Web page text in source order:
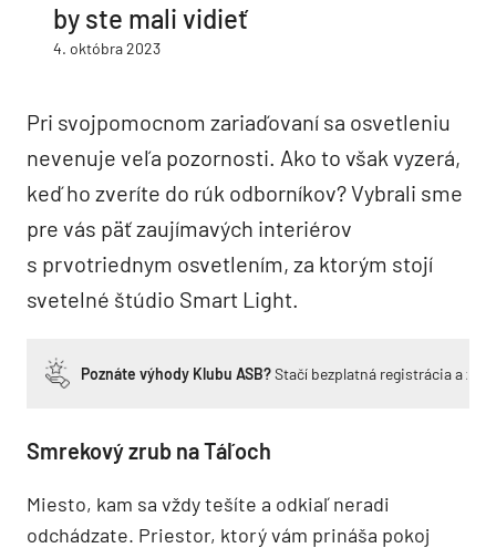
by ste mali vidieť
4. októbra 2023
Pri svojpomocnom zariaďovaní sa osvetleniu
nevenuje veľa pozornosti. Ako to však vyzerá,
keď ho zveríte do rúk odborníkov? Vybrali sme
pre vás päť zaujímavých interiérov
s prvotriednym osvetlením, za ktorým stojí
svetelné štúdio Smart Light.
Poznáte výhody Klubu ASB?Stačí bezplatná registrácia a
Smrekový zrub na Táľoch
Miesto, kam sa vždy tešíte a odkiaľ neradi
odchádzate. Priestor, ktorý vám prináša pokoj